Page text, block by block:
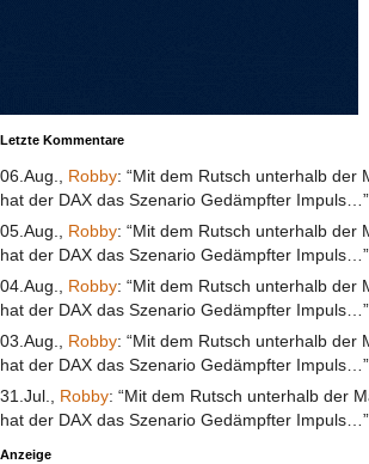
Letzte Kommentare
06.Aug., Robby: “Mit dem Rutsch unterhalb der
hat der DAX das Szenario Gedämpfter Impuls…”
05.Aug., Robby: “Mit dem Rutsch unterhalb der
hat der DAX das Szenario Gedämpfter Impuls…”
04.Aug., Robby: “Mit dem Rutsch unterhalb der
hat der DAX das Szenario Gedämpfter Impuls…”
03.Aug., Robby: “Mit dem Rutsch unterhalb der
hat der DAX das Szenario Gedämpfter Impuls…”
31.Jul., Robby: “Mit dem Rutsch unterhalb der
hat der DAX das Szenario Gedämpfter Impuls…”
Anzeige